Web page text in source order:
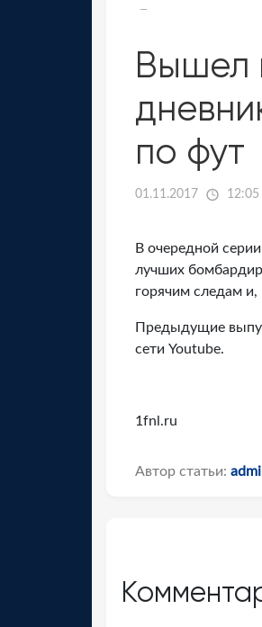
Вышел
по фут
01.11.2017 12:05
В очередной
лучших
горячим следам
Предыдущие
сети Youtube.
1fnl.ru
Автор статьи: